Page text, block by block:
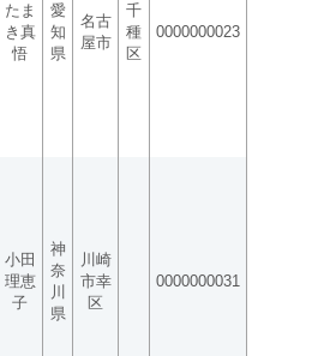
たま
き真
悟
愛
知
県
名古
屋市
千
種
区
0000000023
小田
理恵
子
神
奈
川
県
川崎
市幸
区
0000000031